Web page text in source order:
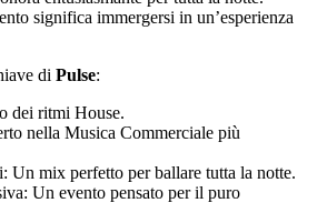
significa immergersi in un’esperienza
di Pulse:
dei ritmi House.
nella Musica Commerciale più
Un mix perfetto per ballare tutta la notte.
Un evento pensato per il puro